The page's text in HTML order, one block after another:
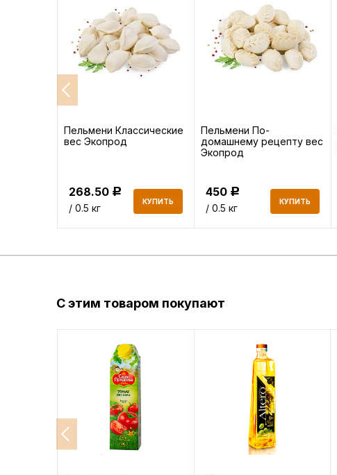
Пельмени Классические
вес Экопрод
268.50 Р
/ 0.5 кг
КУПИТЬ
Пельмени По-
домашнему рецепту вес
Экопрод
450 Р
/ 0.5 кг
КУПИТЬ
С этим товаром покупают